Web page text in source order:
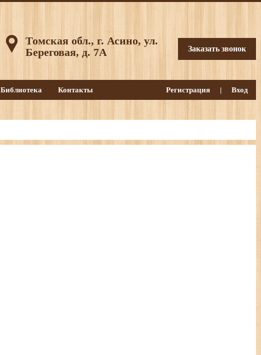
Библиотека Контакты Регистрация | Вход
Томская обл., г. Асино, ул.
Береговая, д. 7А
Заказать звонок